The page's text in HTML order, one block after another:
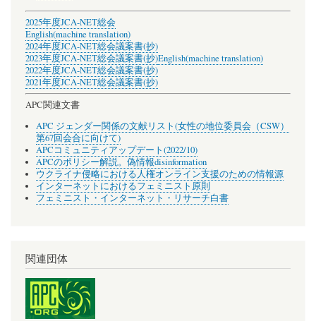
2025年度JCA-NET総会
English(machine translation)
2024年度JCA-NET総会議案書(抄)
2023年度JCA-NET総会議案書(抄)English(machine translation)
2022年度JCA-NET総会議案書(抄)
2021年度JCA-NET総会議案書(抄)
APC関連文書
APC ジェンダー関係の文献リスト(女性の地位委員会（CSW）
第67回会合に向けて)
APCコミュニティアップデート(2022/10)
APCのポリシー解説。偽情報disinformation
ウクライナ侵略における人権オンライン支援のための情報源
インターネットにおけるフェミニスト原則
フェミニスト・インターネット・リサーチ白書
関連団体